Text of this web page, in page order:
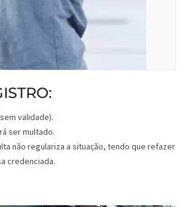
validade).
ser multado.
não regulariza a situação, tendo que refazer
credenciada.